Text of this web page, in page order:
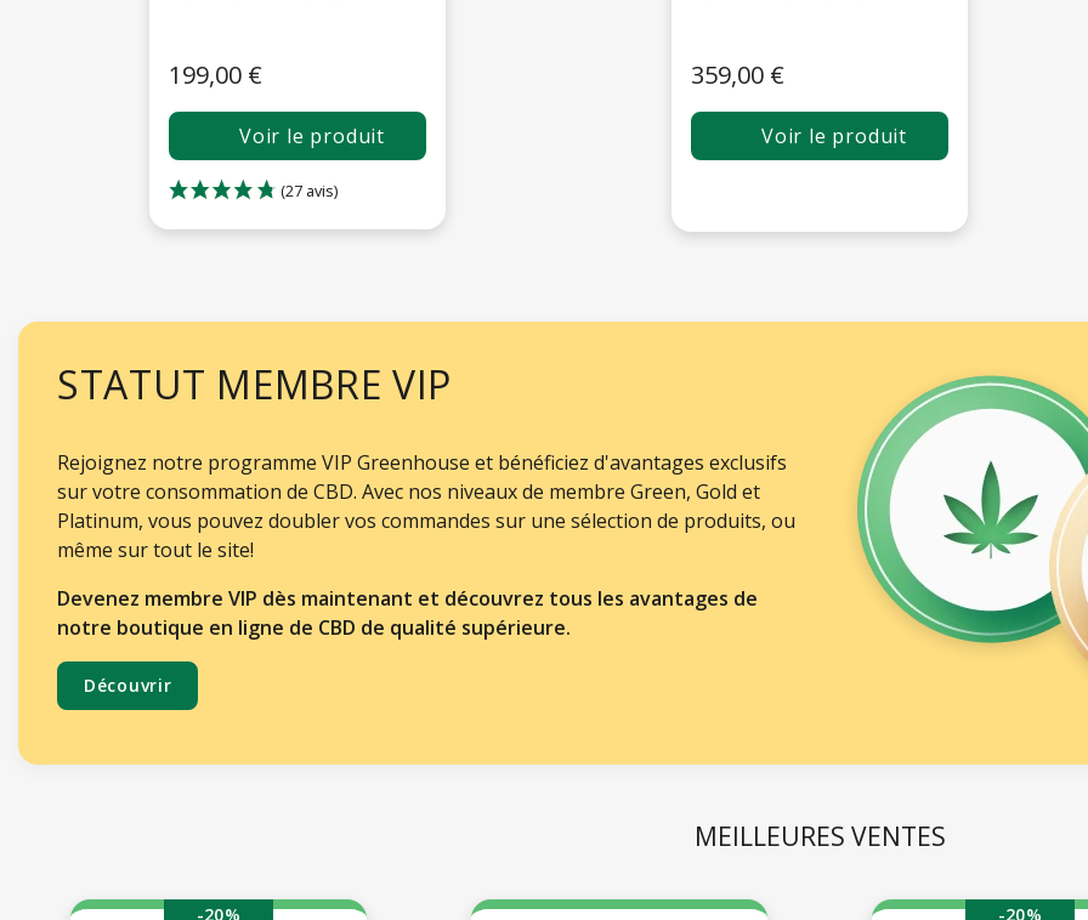
199,00 €
Voir le produit
359,00 €
Voir le produit
STATUT MEMBRE VIP
Rejoignez notre programme VIP Greenhouse et bénéficiez d'avantages exclusifs
sur votre consommation de CBD. Avec nos niveaux de membre Green, Gold et
Platinum, vous pouvez doubler vos commandes sur une sélection de produits, ou
même sur tout le site!
Devenez membre VIP dès maintenant et découvrez tous les avantages de
notre boutique en ligne de CBD de qualité supérieure.
Découvrir
MEILLEURES VENTES
-20% -20%